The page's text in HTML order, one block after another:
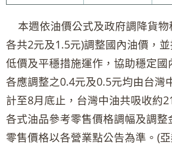
本週依油價公式及政府調降貨物
各共2元及1.5元)調整國內油價，
低價及平穩措施運作，協助穩定國
各應調整之0.4元及0.5元均由台灣
計至8月底止，台灣中油共吸收約
各式油品參考零售價格調幅及調整
零售價格以各營業點公告為準。(